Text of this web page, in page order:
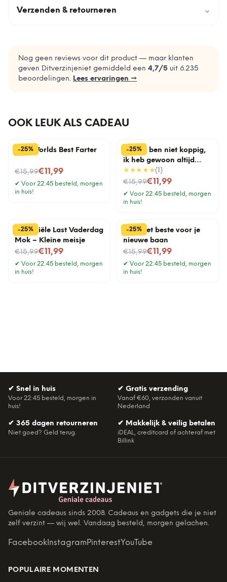
Verzenden & retourneren ⌄
Nog geen reviews voor dit product — maar klanten
geven Ditverzinjeniet gemiddeld een 4,7/5 uit 6.235
beoordelingen. Lees ervaringen →
OOK LEUK ALS CADEAU
-25%
Mok Worlds Best Farter
€15,99
Nu voor€11,99
✔ Voor 22:45 besteld, morgen
in huis!
-25%
Mok Ik ben niet koppig,
ik heb gewoon altijd
gelijk
★★★★★( 1 )
€15,99
Nu voor€11,99
✔ Voor 22:45 besteld, morgen
in huis!
-25%
Financiële Last Vaderdag
Mok – Kleine meisje
€15,99
Nu voor€11,99
✔ Voor 22:45 besteld, morgen
in huis!
-25%
Mok Het beste voor je
nieuwe baan
€15,99
Nu voor€11,99
✔ Voor 22:45 besteld, morgen
in huis!
✔ Snel in huis
Voor 22:45 besteld, morgen in
huis!
✔ Gratis verzending
Vanaf €60, verzonden vanuit
Nederland
✔ 365 dagen retourneren
Niet goed? Geld terug.
✔ Makkelijk & veilig betalen
iDEAL, creditcard of achteraf met
Billink
Geniale cadeaus sinds 2008. Cadeaus en gadgets die je niet
zelf verzint — wij wel. Vandaag besteld, morgen gelachen.
Facebook InstagramPinterestYouTube
POPULAIRE MOMENTEN